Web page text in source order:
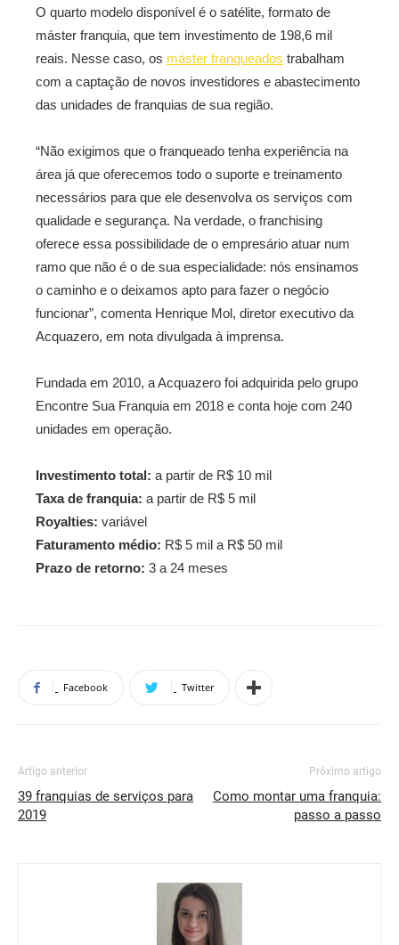
O quarto modelo disponível é o satélite, formato de
máster franquia, que tem investimento de 198,6 mil
reais. Nesse caso, os máster franqueados trabalham
com a captação de novos investidores e abastecimento
das unidades de franquias de sua região.
“Não exigimos que o franqueado tenha experiência na
área já que oferecemos todo o suporte e treinamento
necessários para que ele desenvolva os serviços com
qualidade e segurança. Na verdade, o franchising
oferece essa possibilidade de o empresário atuar num
ramo que não é o de sua especialidade: nós ensinamos
o caminho e o deixamos apto para fazer o negócio
funcionar”, comenta Henrique Mol, diretor executivo da
Acquazero, em nota divulgada à imprensa.
Fundada em 2010, a Acquazero foi adquirida pelo grupo
Encontre Sua Franquia em 2018 e conta hoje com 240
unidades em operação.
Investimento total: a partir de R$ 10 mil
Taxa de franquia: a partir de R$ 5 mil
Royalties: variável
Faturamento médio: R$ 5 mil a R$ 50 mil
Prazo de retorno: 3 a 24 meses
Facebook Twitter
Artigo anterior
39 franquias de serviços para
2019
Próximo artigo
Como montar uma franquia:
passo a passo